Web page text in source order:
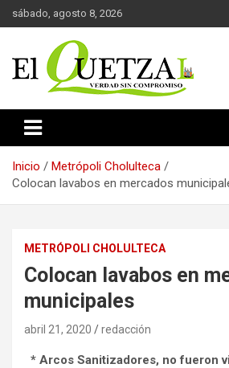
Saltar
al
sábado, agosto 8, 2026
El Quetzal de
Inicio
Metrópoli Cholulteca
Colocan lavabos en mercados
METRÓPOLI CHOLULTECA
Colocan lavabos en
municipales
abril 21, 2020 redacción
* Arcos Sanitizadores, no fueron